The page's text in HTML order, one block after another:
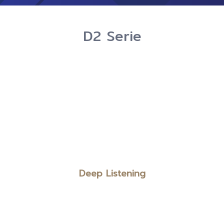
D2 Serie
Deep Listening